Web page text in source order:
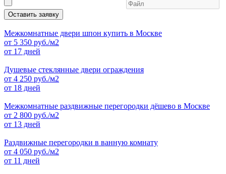
Оставить заявку
Межкомнатные двери шпон купить в Москве
от 5 350 руб./м2
от 17 дней
Душевые стеклянные двери ограждения
от 4 250 руб./м2
от 18 дней
Межкомнатные раздвижные перегородки дёшево в Москве
от 2 800 руб./м2
от 13 дней
Раздвижные перегородки в ванную комнату
от 4 050 руб./м2
от 11 дней